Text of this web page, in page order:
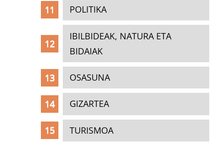
POLITIKA
IBILBIDEAK, NATURA ETA
BIDAIAK
OSASUNA
GIZARTEA
TURISMOA